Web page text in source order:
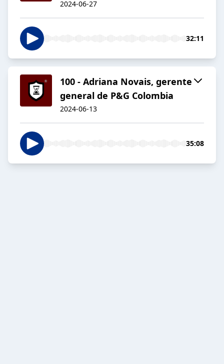
2024-06-27
32:11
100 - Adriana Novais, gerente
general de P&G Colombia
2024-06-13
35:08